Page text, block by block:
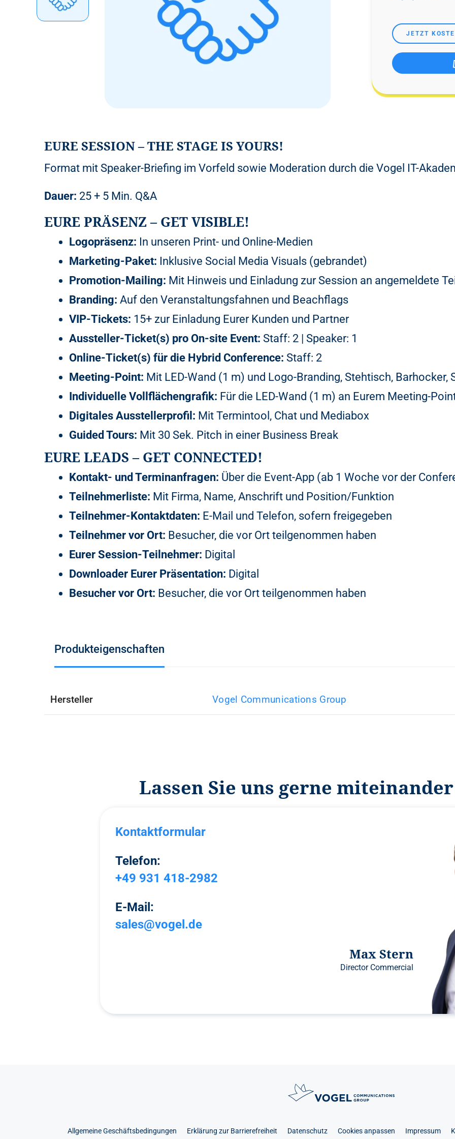
JETZT
EURE SESSION – THE STAGE IS YOURS!
Format mit Speaker-Briefing im Vorfeld sowie Moderation durch die Vogel IT-
Dauer: 25 + 5 Min. Q&A
EURE PRÄSENZ – GET VISIBLE!
Logopräsenz: In unseren Print- und Online-Medien
Marketing-Paket: Inklusive Social Media Visuals (gebrandet)
Promotion-Mailing: Mit Hinweis und Einladung zur Session an angemeldete
Branding: Auf den Veranstaltungsfahnen und Beachflags
VIP-Tickets: 15+ zur Einladung Eurer Kunden und Partner
Aussteller-Ticket(s) pro On-site Event: Staff: 2 | Speaker: 1
Online-Ticket(s) für die Hybrid Conference: Staff: 2
Meeting-Point: Mit LED-Wand (1 m) und Logo-Branding, Stehtisch, Barhocker,
Individuelle Vollflächengrafik: Für die LED-Wand (1 m) an Eurem Meeting-
Digitales Ausstellerprofil: Mit Termintool, Chat und Mediabox
Guided Tours: Mit 30 Sek. Pitch in einer Business Break
EURE LEADS – GET CONNECTED!
Kontakt- und Terminanfragen: Über die Event-App (ab 1 Woche vor der
Teilnehmerliste: Mit Firma, Name, Anschrift und Position/Funktion
Teilnehmer-Kontaktdaten: E-Mail und Telefon, sofern freigegeben
Teilnehmer vor Ort: Besucher, die vor Ort teilgenommen haben
Eurer Session-Teilnehmer: Digital
Downloader Eurer Präsentation: Digital
Besucher vor Ort: Besucher, die vor Ort teilgenommen haben
Produkteigenschaften
Hersteller Vogel Communications Group
Lassen Sie uns gerne
Kontaktformular
Telefon:
+49 931 418-2982
E-Mail:
sales@vogel.de
Max Stern
Director Commercial
Allgemeine Geschäftsbedingungen Erklärung zur Barrierefreiheit Datenschutz Cookies anpassen Impressum